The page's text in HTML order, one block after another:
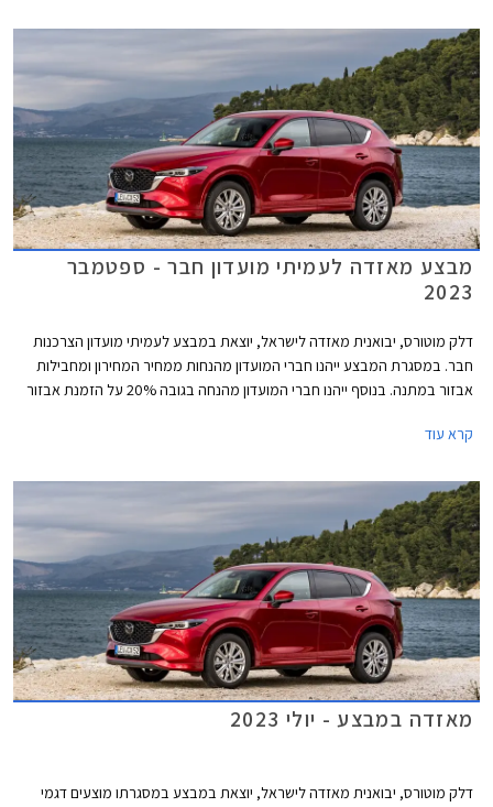
מבצע מאזדה לעמיתי מועדון חבר - ספטמבר
2023
דלק מוטורס, יבואנית מאזדה לישראל, יוצאת במבצע לעמיתי מועדון הצרכנות
חבר. במסגרת המבצע ייהנו חברי המועדון מהנחות ממחיר המחירון ומחבילות
אבזור במתנה. בנוסף ייהנו חברי המועדון מהנחה בגובה 20% על הזמנת אבזור
התצוגה של מאזדה בין התאריכים 12.09.2023-13.10.2023.
קרא עוד
מאזדה במבצע - יולי 2023
דלק מוטורס, יבואנית מאזדה לישראל, יוצאת במבצע במסגרתו מוצעים דגמי